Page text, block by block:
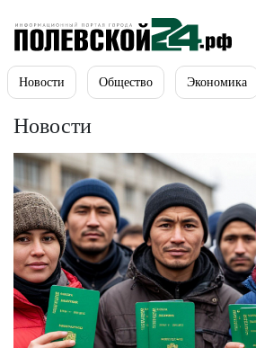
Новости Общество Экономика
Новости